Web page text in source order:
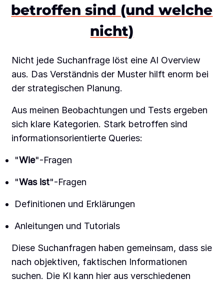
betroffen sind (und welche
nicht)
Nicht jede Suchanfrage löst eine AI Overview
aus. Das Verständnis der Muster hilft enorm bei
der strategischen Planung.
Aus meinen Beobachtungen und Tests ergeben
sich klare Kategorien. Stark betroffen sind
informationsorientierte Queries:
"Wie"-Fragen
"Was ist"-Fragen
Definitionen und Erklärungen
Anleitungen und Tutorials
Diese Suchanfragen haben gemeinsam, dass sie
nach objektiven, faktischen Informationen
suchen. Die KI kann hier aus verschiedenen